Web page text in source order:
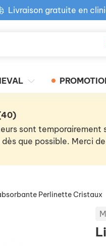
Livraison gratuite en
Retour produit gratuit
sont
que possible. Merci
Perlinette Cristaux